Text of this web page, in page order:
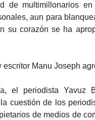
de multimillonarios
aun para
su corazón se ha
escritor Manu Joseph
el periodista Yavuz
cuestión de los
de medios de